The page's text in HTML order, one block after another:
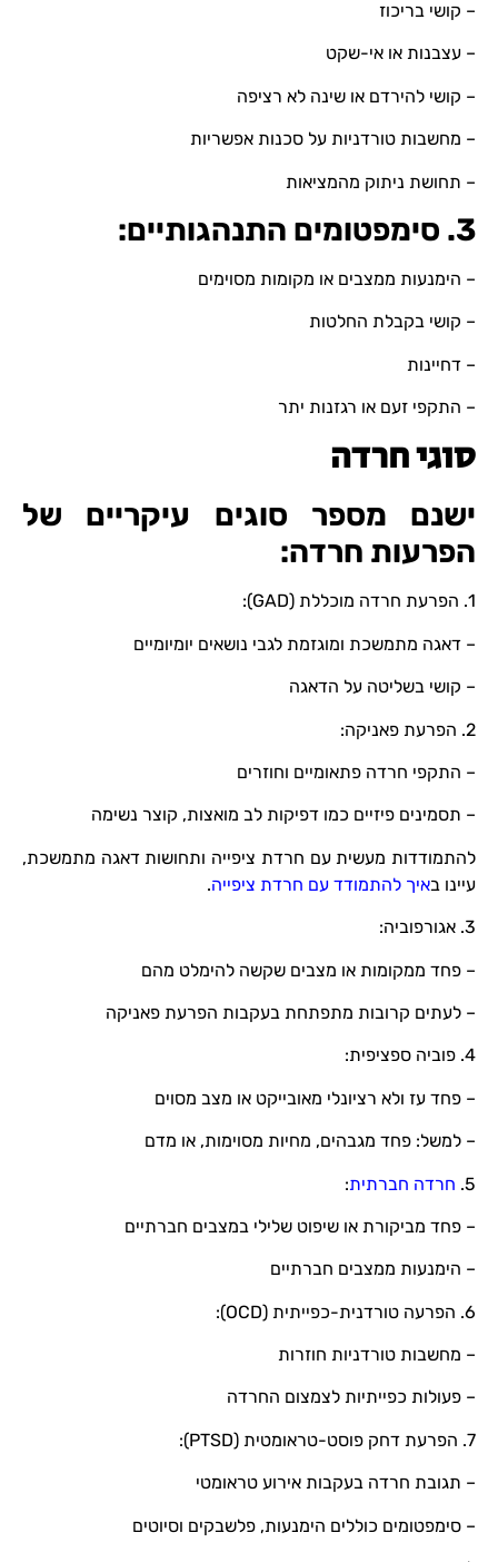
– קושי בריכוז
– עצבנות או אי-שקט
– קושי להירדם או שינה לא רציפה
– מחשבות טורדניות על סכנות אפשריות
– תחושת ניתוק מהמציאות
3. סימפטומים התנהגותיים:
– הימנעות ממצבים או מקומות מסוימים
– קושי בקבלת החלטות
– דחיינות
– התקפי זעם או רגזנות יתר
סוגי חרדה
ישנם מספר סוגים עיקריים של
הפרעות חרדה:
1. הפרעת חרדה מוכללת (GAD):
– דאגה מתמשכת ומוגזמת לגבי נושאים יומיומיים
– קושי בשליטה על הדאגה
2. הפרעת פאניקה:
– התקפי חרדה פתאומיים וחוזרים
– תסמינים פיזיים כמו דפיקות לב מואצות, קוצר נשימה
להתמודדות מעשית עם חרדת ציפייה ותחושות דאגה מתמשכת,
עיינו באיך להתמודד עם חרדת ציפייה.
3. אגורפוביה:
– פחד ממקומות או מצבים שקשה להימלט מהם
– לעתים קרובות מתפתחת בעקבות הפרעת פאניקה
4. פוביה ספציפית:
– פחד עז ולא רציונלי מאובייקט או מצב מסוים
– למשל: פחד מגבהים, מחיות מסוימות, או מדם
5. חרדה חברתית:
– פחד מביקורת או שיפוט שלילי במצבים חברתיים
– הימנעות ממצבים חברתיים
6. הפרעה טורדנית-כפייתית (OCD):
– מחשבות טורדניות חוזרות
– פעולות כפייתיות לצמצום החרדה
7. הפרעת דחק פוסט-טראומטית (PTSD):
– תגובת חרדה בעקבות אירוע טראומטי
– סימפטומים כוללים הימנעות, פלשבקים וסיוטים